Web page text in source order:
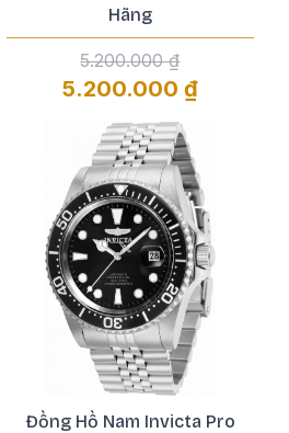
Hãng
5.200.000 ₫
5.200.000 ₫
Đồng Hồ Nam Invicta Pro